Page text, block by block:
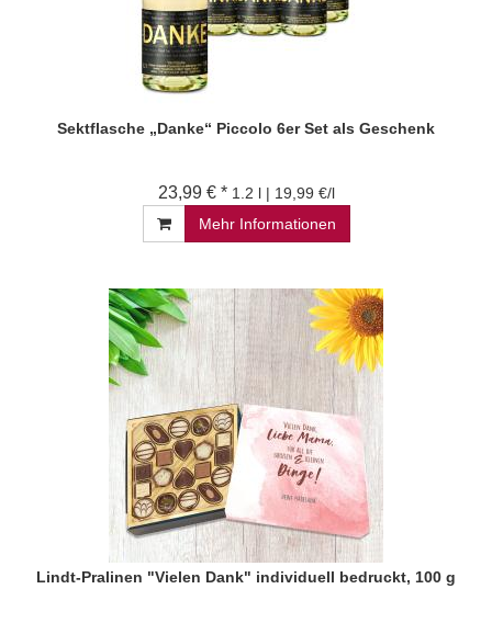
Sektflasche „Danke“ Piccolo 6er Set als Geschenk
23,99 € * 1.2 l | 19,99 €/l
Mehr Informationen
Lindt-Pralinen "Vielen Dank" individuell bedruckt, 100 g